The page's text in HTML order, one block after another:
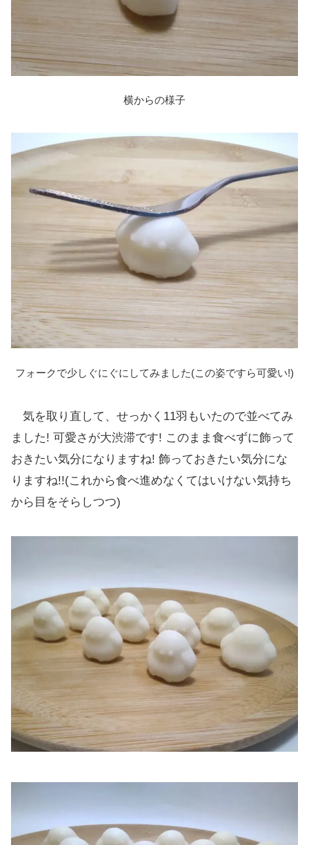
横からの様子
フォークで少しぐにぐにしてみました(この姿ですら可愛い!)
気を取り直して、せっかく11羽もいたので並べてみ
ました! 可愛さが大渋滞です! このまま食べずに飾って
おきたい気分になりますね! 飾っておきたい気分にな
りますね!!(これから食べ進めなくてはいけない気持ち
から目をそらしつつ)